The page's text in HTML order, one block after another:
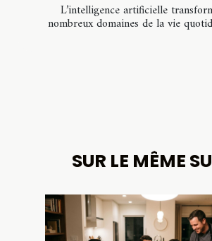
L’intelligence artificielle
nombreux domaines de la vie
SUR LE MÊME